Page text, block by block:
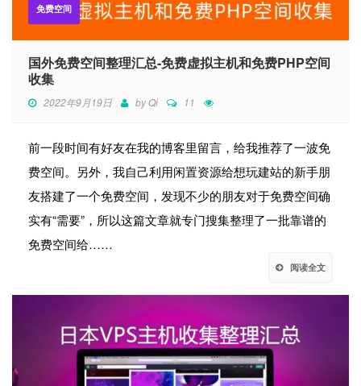
免费空间
国外免费空间整理汇总-免费虚拟主机和免费PHP空间
收集
2022年9月19日 byQi 11
前一段时间有好友在我的博客里留言，给我推荐了一波免
费空间。另外，我自己利用闲置资源给想玩建站的新手朋
友搭建了一个免费空间，发现不少的朋友对于免费空间确
实有“需要”，所以这篇文章就专门搜集整理了一批靠谱的
免费空间给……
阅读全文